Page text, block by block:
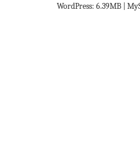
WordPress: 6.39MB |